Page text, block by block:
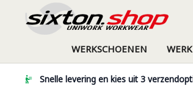
WERKSCHOENEN
Snelle levering en kies uit 3